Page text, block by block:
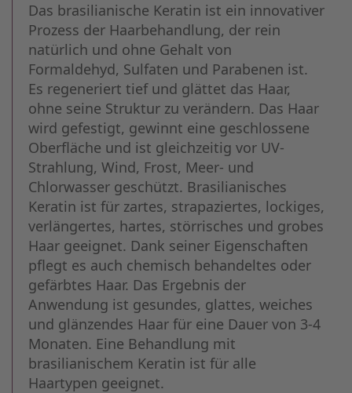
Das brasilianische Keratin ist ein innovativer
Prozess der Haarbehandlung, der rein
natürlich und ohne Gehalt von
Formaldehyd, Sulfaten und Parabenen ist.
Es regeneriert tief und glättet das Haar,
ohne seine Struktur zu verändern. Das Haar
wird gefestigt, gewinnt eine geschlossene
Oberfläche und ist gleichzeitig vor UV-
Strahlung, Wind, Frost, Meer- und
Chlorwasser geschützt. Brasilianisches
Keratin ist für zartes, strapaziertes, lockiges,
verlängertes, hartes, störrisches und grobes
Haar geeignet. Dank seiner Eigenschaften
pflegt es auch chemisch behandeltes oder
gefärbtes Haar. Das Ergebnis der
Anwendung ist gesundes, glattes, weiches
und glänzendes Haar für eine Dauer von 3-4
Monaten. Eine Behandlung mit
brasilianischem Keratin ist für alle
Haartypen geeignet.